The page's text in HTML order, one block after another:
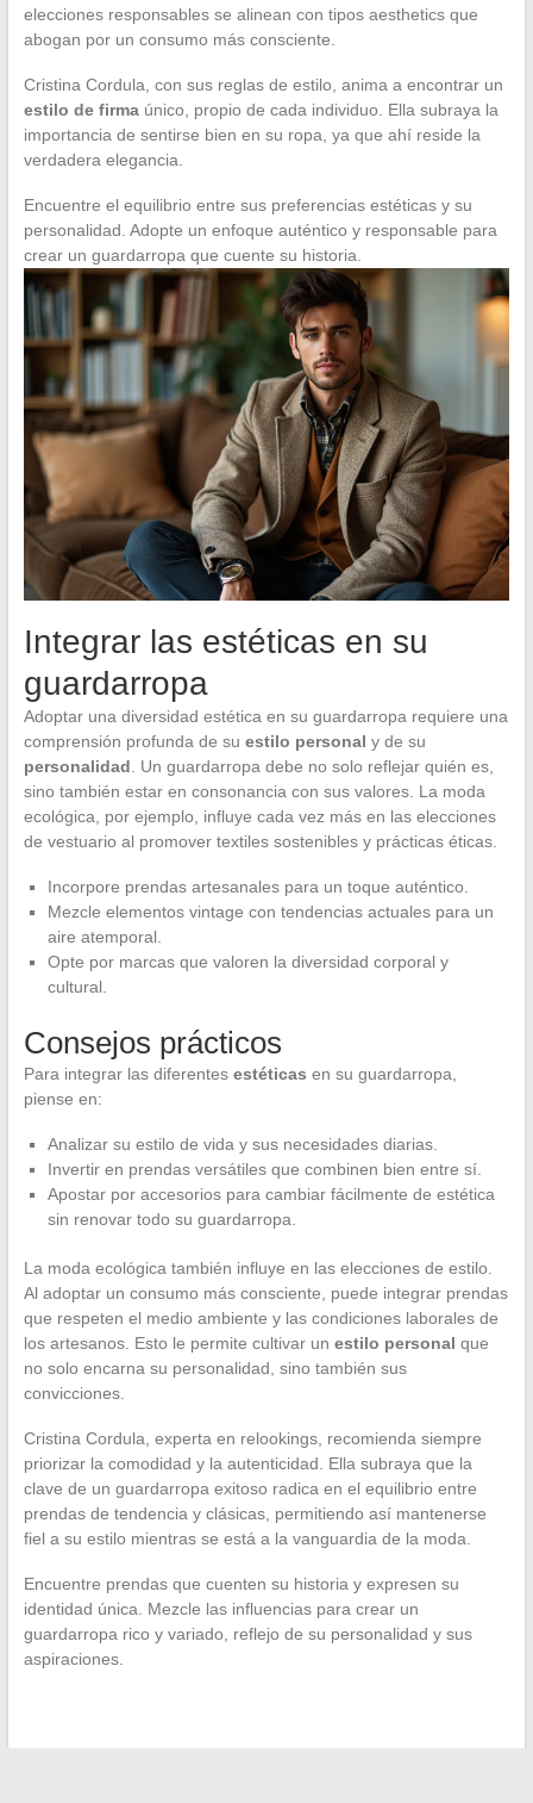
elecciones responsables se alinean con tipos aesthetics que
abogan por un consumo más consciente.
Cristina Cordula, con sus reglas de estilo, anima a encontrar un
estilo de firmaúnico, propio de cada individuo. Ella subraya la
importancia de sentirse bien en su ropa, ya que ahí reside la
verdadera elegancia.
Encuentre el equilibrio entre sus preferencias estéticas y su
personalidad. Adopte un enfoque auténtico y responsable para
crear un guardarropa que cuente su historia.
Integrar las estéticas en su
guardarropa
Adoptar una diversidad estética en su guardarropa requiere una
comprensión profunda de su estilo personal y de su
personalidad. Un guardarropa debe no solo reflejar quién es,
sino también estar en consonancia con sus valores. La moda
ecológica, por ejemplo, influye cada vez más en las elecciones
de vestuario al promover textiles sostenibles y prácticas éticas.
Incorpore prendas artesanales para un toque auténtico.
Mezcle elementos vintage con tendencias actuales para un
aire atemporal.
Opte por marcas que valoren la diversidad corporal y
cultural.
Consejos prácticos
Para integrar las diferentes estéticas en su guardarropa,
piense en:
Analizar su estilo de vida y sus necesidades diarias.
Invertir en prendas versátiles que combinen bien entre sí.
Apostar por accesorios para cambiar fácilmente de estética
sin renovar todo su guardarropa.
La moda ecológica también influye en las elecciones de estilo.
Al adoptar un consumo más consciente, puede integrar prendas
que respeten el medio ambiente y las condiciones laborales de
los artesanos. Esto le permite cultivar un estilo personal que
no solo encarna su personalidad, sino también sus
convicciones.
Cristina Cordula, experta en relookings, recomienda siempre
priorizar la comodidad y la autenticidad. Ella subraya que la
clave de un guardarropa exitoso radica en el equilibrio entre
prendas de tendencia y clásicas, permitiendo así mantenerse
fiel a su estilo mientras se está a la vanguardia de la moda.
Encuentre prendas que cuenten su historia y expresen su
identidad única. Mezcle las influencias para crear un
guardarropa rico y variado, reflejo de su personalidad y sus
aspiraciones.